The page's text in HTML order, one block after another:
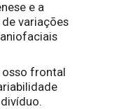
e a
variações
osso frontal